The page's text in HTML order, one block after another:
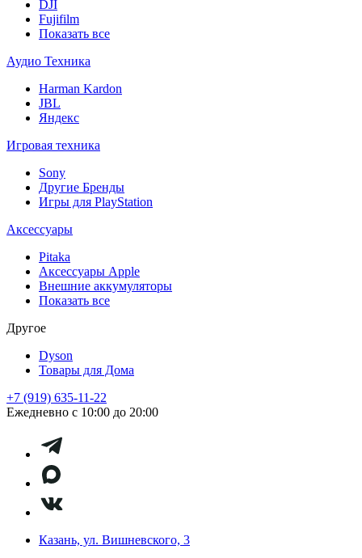
DJI
Fujifilm
Показать все
Аудио Техника
Harman Kardon
JBL
Яндекс
Игровая техника
Sony
Другие Бренды
Игры для PlayStation
Аксессуары
Pitaka
Аксессуары Apple
Внешние аккумуляторы
Показать все
Другое
Dyson
Товары для Дома
+7 (919) 635-11-22
Ежедневно с 10:00 до 20:00
Казань, ул. Вишневского, 3